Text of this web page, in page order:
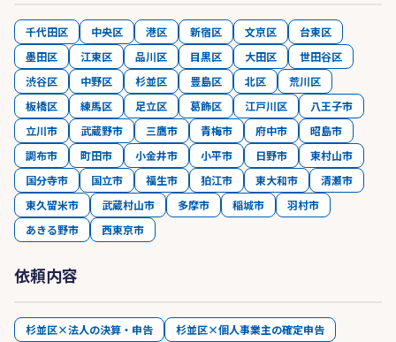
千代田区 中央区 港区 新宿区 文京区
台東区
墨田区
江東区 品川区 目黒区 大田区
世田谷区
渋谷区
中野区 杉並区 豊島区 北区
荒川区
板橋区
練馬区 足立区 葛飾区 江戸川区
八王子市
立川市
武蔵野市 三鷹市 青梅市 府中市
昭島市
調布市
町田市 小金井市 小平市 日野市
東村山市
国分寺市
国立市 福生市 狛江市 東大和市
清瀬市
東久留米市
武蔵村山市 多摩市 稲城市
羽村市
あきる野市
西東京市
依頼内容
杉並区×法人の決算・申告
杉並区×個人事業主の確定申告